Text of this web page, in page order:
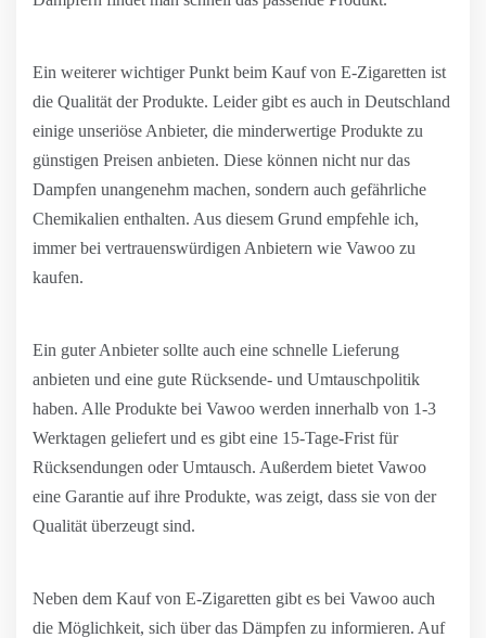
Ein weiterer wichtiger Punkt beim Kauf von E-Zigaretten ist
die Qualität der Produkte. Leider gibt es auch in Deutschland
einige unseriöse Anbieter, die minderwertige Produkte zu
günstigen Preisen anbieten. Diese können nicht nur das
Dampfen unangenehm machen, sondern auch gefährliche
Chemikalien enthalten. Aus diesem Grund empfehle ich,
immer bei vertrauenswürdigen Anbietern wie Vawoo zu
kaufen.
Ein guter Anbieter sollte auch eine schnelle Lieferung
anbieten und eine gute Rücksende- und Umtauschpolitik
haben. Alle Produkte bei Vawoo werden innerhalb von 1-3
Werktagen geliefert und es gibt eine 15-Tage-Frist für
Rücksendungen oder Umtausch. Außerdem bietet Vawoo
eine Garantie auf ihre Produkte, was zeigt, dass sie von der
Qualität überzeugt sind.
Neben dem Kauf von E-Zigaretten gibt es bei Vawoo auch
die Möglichkeit, sich über das Dämpfen zu informieren. Auf